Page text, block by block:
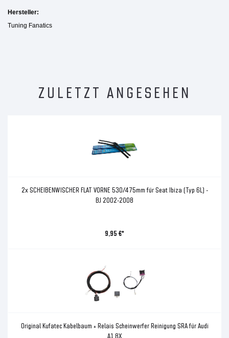
Hersteller:
Tuning Fanatics
ZULETZT ANGESEHEN
2x SCHEIBENWISCHER FLAT VORNE 530/475mm für Seat Ibiza (Typ 6L) -
BJ 2002-2008
9,95 €*
Original Kufatec Kabelbaum + Relais Scheinwerfer Reinigung SRA für Audi
A1 8X